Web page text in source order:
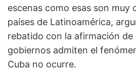
escenas como esas son muy
países de Latinoamérica,
rebatido con la afirmación de
gobiernos admiten el
Cuba no ocurre.